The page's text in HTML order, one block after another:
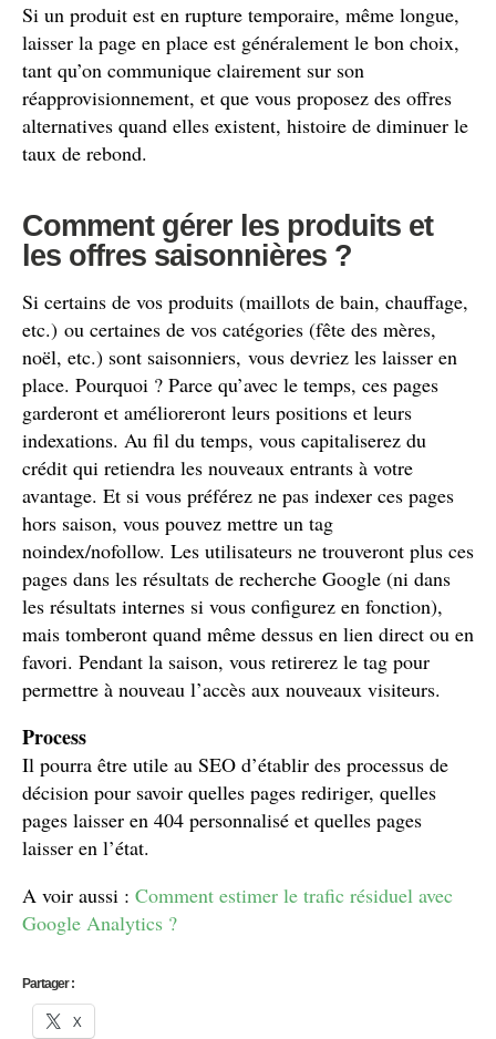
Si un produit est en rupture temporaire, même longue,
laisser la page en place est généralement le bon choix,
tant qu’on communique clairement sur son
réapprovisionnement, et que vous proposez des offres
alternatives quand elles existent, histoire de diminuer le
taux de rebond.
Comment gérer les produits et
les offres saisonnières ?
Si certains de vos produits (maillots de bain, chauffage,
etc.) ou certaines de vos catégories (fête des mères,
noël, etc.) sont saisonniers, vous devriez les laisser en
place. Pourquoi ? Parce qu’avec le temps, ces pages
garderont et amélioreront leurs positions et leurs
indexations. Au fil du temps, vous capitaliserez du
crédit qui retiendra les nouveaux entrants à votre
avantage. Et si vous préférez ne pas indexer ces pages
hors saison, vous pouvez mettre un tag
noindex/nofollow. Les utilisateurs ne trouveront plus ces
pages dans les résultats de recherche Google (ni dans
les résultats internes si vous configurez en fonction),
mais tomberont quand même dessus en lien direct ou en
favori. Pendant la saison, vous retirerez le tag pour
permettre à nouveau l’accès aux nouveaux visiteurs.
Process
Il pourra être utile au SEO d’établir des processus de
décision pour savoir quelles pages rediriger, quelles
pages laisser en 404 personnalisé et quelles pages
laisser en l’état.
A voir aussi : Comment estimer le trafic résiduel avec
Google Analytics ?
Partager :
X